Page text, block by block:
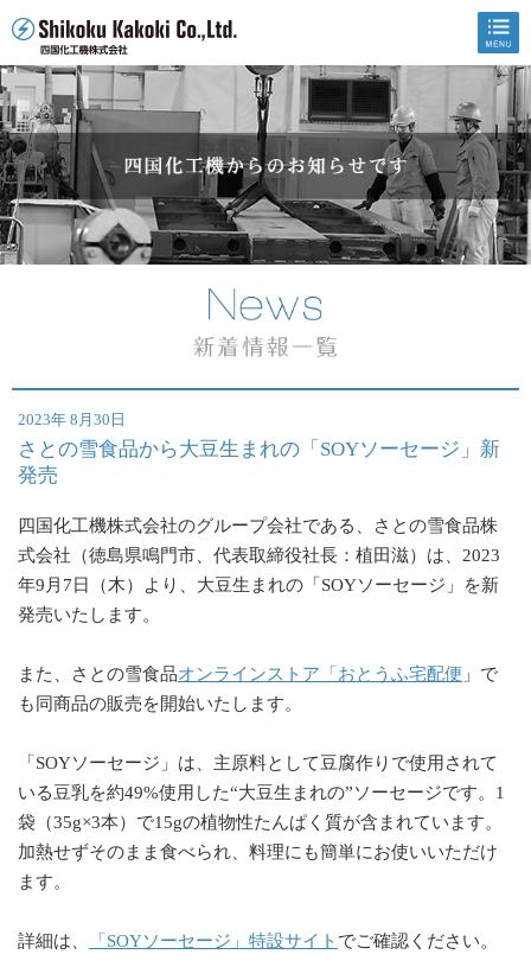
2023年 8月30日
さとの雪食品から大豆生まれの「SOYソーセージ」新
発売
四国化工機株式会社のグループ会社である、さとの雪食品株
式会社（徳島県鳴門市、代表取締役社長：植田滋）は、2023
年9月7日（木）より、大豆生まれの「SOYソーセージ」を新
発売いたします。
また、さとの雪食品オンラインストア「おとうふ宅配便 」で
も同商品の販売を開始いたします。
「SOYソーセージ」は、主原料として豆腐作りで使用されて
いる豆乳を約49%使用した“大豆生まれの”ソーセージです。1
袋（35g×3本）で15gの植物性たんぱく質が含まれています。
加熱せずそのまま食べられ、料理にも簡単にお使いいただけ
ます。
詳細は、 「SOYソーセージ」特設サイト でご確認ください。